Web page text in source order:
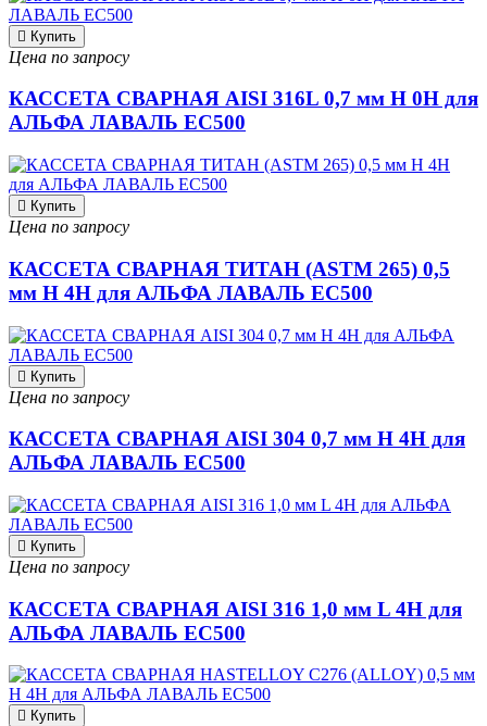
Купить
Цена по запросу
КАССЕТА СВАРНАЯ AISI 316L 0,7 мм H 0H для
АЛЬФА ЛАВАЛЬ EC500
Купить
Цена по запросу
КАССЕТА СВАРНАЯ ТИТАН (ASTM 265) 0,5
мм H 4H для АЛЬФА ЛАВАЛЬ EC500
Купить
Цена по запросу
КАССЕТА СВАРНАЯ AISI 304 0,7 мм H 4H для
АЛЬФА ЛАВАЛЬ EC500
Купить
Цена по запросу
КАССЕТА СВАРНАЯ AISI 316 1,0 мм L 4H для
АЛЬФА ЛАВАЛЬ EC500
Купить